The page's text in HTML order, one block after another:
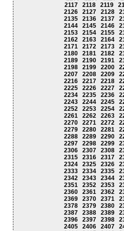
2117
2118 2119
2126
2127 2128
2135
2136 2137
2144
2145 2146
2153
2154 2155
2162
2163 2164
2171
2172 2173
2180
2181 2182
2189
2190 2191
2198
2199 2200
2207
2208 2209
2216
2217 2218
2225
2226 2227
2234
2235 2236
2243
2244 2245
2252
2253 2254
2261
2262 2263
2270
2271 2272
2279
2280 2281
2288
2289 2290
2297
2298 2299
2306
2307 2308
2315
2316 2317
2324
2325 2326
2333
2334 2335
2342
2343 2344
2351
2352 2353
2360
2361 2362
2369
2370 2371
2378
2379 2380
2387
2388 2389
2396
2397 2398
2405
2406 2407